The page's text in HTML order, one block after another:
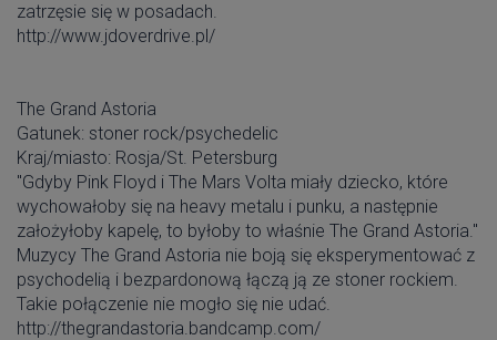
zatrzęsie się w posadach.
http://www.jdoverdrive.pl/
The Grand Astoria
Gatunek: stoner rock/psychedelic
Kraj/miasto: Rosja/St. Petersburg
"Gdyby Pink Floyd i The Mars Volta miały dziecko, które
wychowałoby się na heavy metalu i punku, a następnie
założyłoby kapelę, to byłoby to właśnie The Grand Astoria."
Muzycy The Grand Astoria nie boją się eksperymentować z
psychodelią i bezpardonową łączą ją ze stoner rockiem.
Takie połączenie nie mogło się nie udać.
http://thegrandastoria.bandcamp.com/